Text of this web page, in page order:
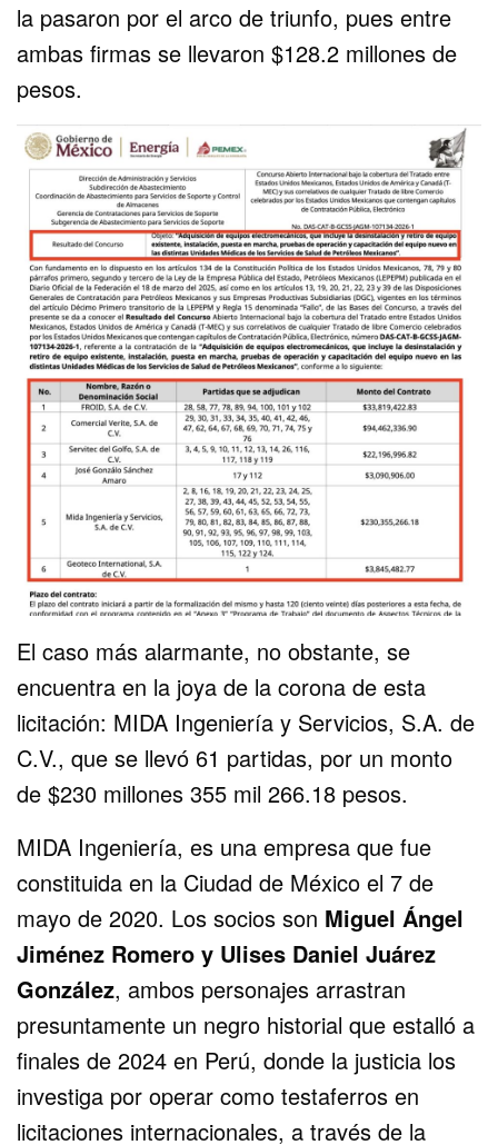
la pasaron por el arco de triunfo, pues entre
ambas firmas se llevaron $128.2 millones de
pesos.
El caso más alarmante, no obstante, se
encuentra en la joya de la corona de esta
licitación: MIDA Ingeniería y Servicios, S.A. de
C.V., que se llevó 61 partidas, por un monto
de $230 millones 355 mil 266.18 pesos.
MIDA Ingeniería, es una empresa que fue
constituida en la Ciudad de México el 7 de
mayo de 2020. Los socios son Miguel Ángel
Jiménez Romero y Ulises Daniel Juárez
González, ambos personajes arrastran
presuntamente un negro historial que estalló a
finales de 2024 en Perú, donde la justicia los
investiga por operar como testaferros en
licitaciones internacionales, a través de la